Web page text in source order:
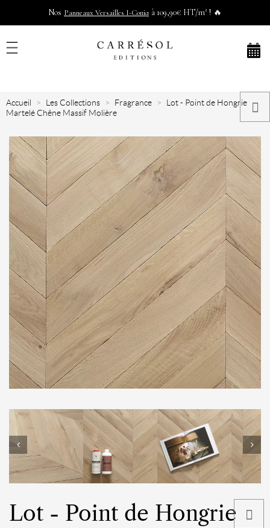
Nos Panneaux Versailles I-Coniq à 109,90€ HT/m² ! 🔥
Accueil Les Collections Fragrance
Lot - Point de Hongrie
Martelé Chêne Massif Molière
Lot - Point de Hongrie